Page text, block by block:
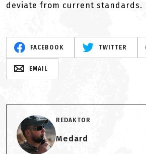
deviate from current standards.
FACEBOOK TWITTER
EMAIL
REDAKTOR
Medard